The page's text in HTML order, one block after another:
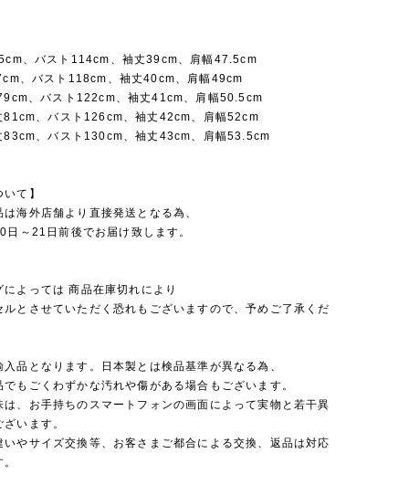
、バスト114cm、袖丈39cm、肩幅47.5cm
、バスト118cm、袖丈40cm、肩幅49cm
、バスト122cm、袖丈41cm、肩幅50.5cm
81cm、バスト126cm、袖丈42cm、肩幅52cm
83cm、バスト130cm、袖丈43cm、肩幅53.5cm
て】
海外店舗より直接発送となる為、
日～21日前後でお届け致します。
によっては 商品在庫切れにより
ルとさせていただく恐れもございますので、予めご了承くだ
入品となります。日本製とは検品基準が異なる為、
でもごくわずかな汚れや傷がある場合もございます。
は、お手持ちのスマートフォンの画面によって実物と若干異
います。
いやサイズ交換等、お客さまご都合による交換、返品は対応